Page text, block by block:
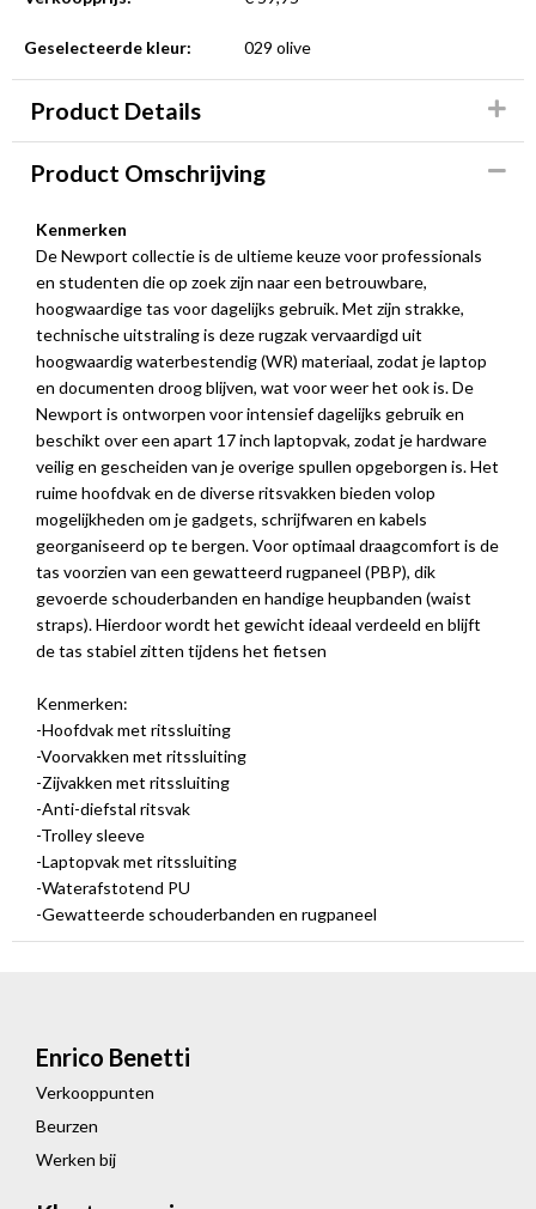
Geselecteerde kleur: 029 olive
Product Details
Product Omschrijving
Kenmerken
De Newport collectie is de ultieme keuze voor professionals
en studenten die op zoek zijn naar een betrouwbare,
hoogwaardige tas voor dagelijks gebruik. Met zijn strakke,
technische uitstraling is deze rugzak vervaardigd uit
hoogwaardig waterbestendig (WR) materiaal, zodat je laptop
en documenten droog blijven, wat voor weer het ook is. De
Newport is ontworpen voor intensief dagelijks gebruik en
beschikt over een apart 17 inch laptopvak, zodat je hardware
veilig en gescheiden van je overige spullen opgeborgen is. Het
ruime hoofdvak en de diverse ritsvakken bieden volop
mogelijkheden om je gadgets, schrijfwaren en kabels
georganiseerd op te bergen. Voor optimaal draagcomfort is de
tas voorzien van een gewatteerd rugpaneel (PBP), dik
gevoerde schouderbanden en handige heupbanden (waist
straps). Hierdoor wordt het gewicht ideaal verdeeld en blijft
de tas stabiel zitten tijdens het fietsen
Kenmerken:
-Hoofdvak met ritssluiting
-Voorvakken met ritssluiting
-Zijvakken met ritssluiting
-Anti-diefstal ritsvak
-Trolley sleeve
-Laptopvak met ritssluiting
-Waterafstotend PU
-Gewatteerde schouderbanden en rugpaneel
Enrico Benetti
Verkooppunten
Beurzen
Werken bij